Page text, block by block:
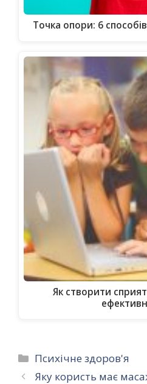
Точка опори: 6
Як створити
Категорії
Психічне здоров'я
Яку користь має